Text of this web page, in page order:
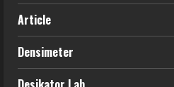
Article
Densimeter